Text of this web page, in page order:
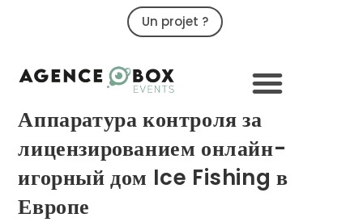
Un projet ?
Аппаратура контроля за
лицензированием онлайн-
игорный дом Ice Fishing в
Европе